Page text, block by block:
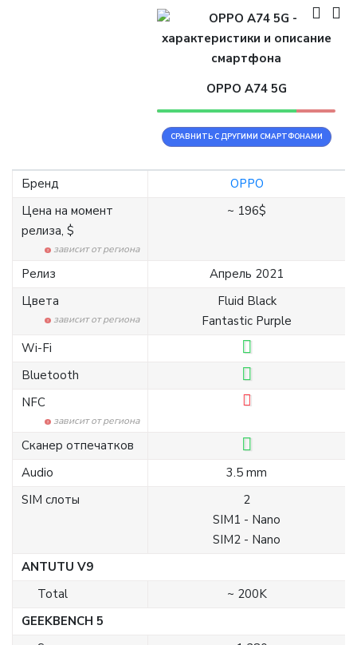
OPPO A74 5G
СРАВНИТЬ С ДРУГИМИ СМАРТФОНАМИ
Бренд
OPPO
Цена на момент
релиза, $
зависит от региона
~ 196$
Релиз
Апрель 2021
Цвета
зависит от региона
Fluid Black
Fantastic Purple
Wi-Fi
Bluetooth
NFC
зависит от региона
Сканер отпечатков
Audio
3.5 mm
SIM слоты
2
SIM1 - Nano
SIM2 - Nano
ANTUTU V9
Total
~ 200K
GEEKBENCH 5